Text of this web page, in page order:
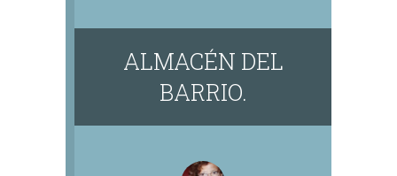
ALMACÉN DEL
BARRIO.